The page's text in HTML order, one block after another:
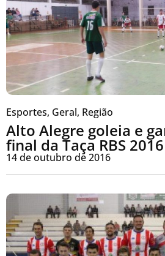
Esportes, Geral, Região
Alto Alegre goleia e
final da Taça RBS 2016
14 de outubro de 2016